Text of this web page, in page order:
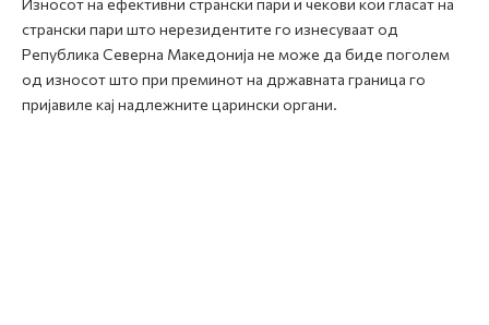
странски пари што нерезидентите го изнесуваат од
Република Северна Македонија не може да биде поголем
од износот што при преминот на државната граница го
пријавиле кај надлежните царински органи.